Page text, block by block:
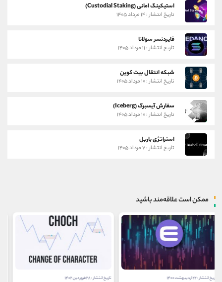
استیکینگ امانی (Custodial Staking)
تاریخ انتشار : ۱۴ مرداد ۱۴۰۵
فایردنسر سولانا
تاریخ انتشار : ۱۱ مرداد ۱۴۰۵
شبکه انتقال بیت کوین
تاریخ انتشار : ۱۰ مرداد ۱۴۰۵
سفارش آیسبرگ (Iceberg)
تاریخ انتشار : ۱۰ مرداد ۱۴۰۵
استراتژی باربل
تاریخ انتشار : ۷ مرداد ۱۴۰۵
ممکن است علاقه‌مند باشید
تاریخ انتشار : ۲۸ فروردین ۱۴۰۲ تاریخ انتشار : ۱۸ شهریور ۱۴۰۳